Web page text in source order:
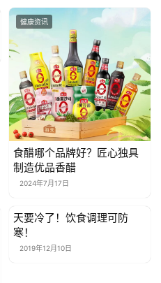
健康资讯
食醋哪个品牌好？匠心独具
制造优品香醋
2024年7月17日
健康资讯
天要冷了！饮食调理可防
寒！
2019年12月10日